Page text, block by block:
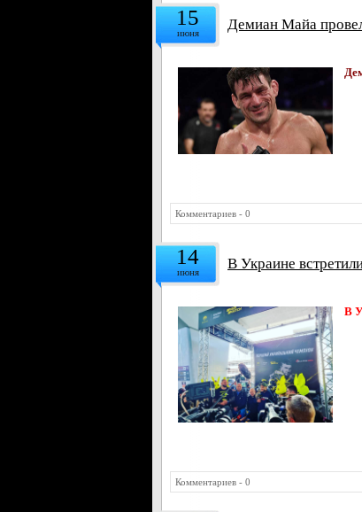
15
июня Демиан Майа
Комментариев - 0
14
июня В Украине
В
Комментариев - 0